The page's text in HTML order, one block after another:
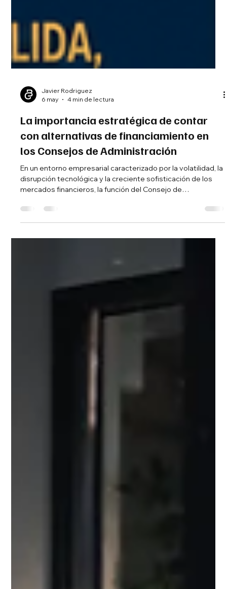
Javier Rodriguez
6 may
4 min de lectura
La importancia estratégica de contar
con alternativas de financiamiento en
los Consejos de Administración
mercados financieros, la función del Consejo de
Administración ha evolucionado de un rol meramente de
supervisión hacia uno profundamente estratégico. En este
inteligente de alternativas de financiamiento se ha
convertido en un elemento central para la sostenibilidad, el